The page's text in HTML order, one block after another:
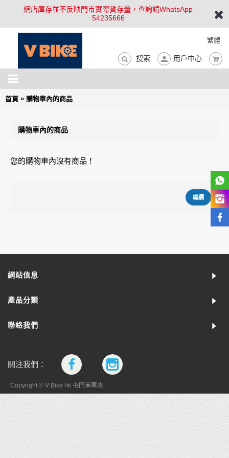
網店庫存並不反映門市實際貨存量，查詢請WhatsApp
54235666
繁體
搜索 用戶中心
首頁 » 購物車內的商品
購物車內的商品
您的購物車內沒有商品！
繼續
網站信息
產品分類
聯絡我們
關注我們：
Copyright © V Bike hk 屯門單車店.